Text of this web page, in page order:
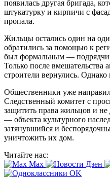
появилась другая бригада,
штукатурку и кирпичи с
пропала.
Жильцы остались один на
обратились за помощью к
был формальным —
Только после вмешательства
строители вернулись. Однако
Общественники уже
Следственный комитет с
защитить права жильцов и не
— объекта культурного
затянувшийся и
уничтожить их дом.
Читайте нас:
Max
Дзен
OK